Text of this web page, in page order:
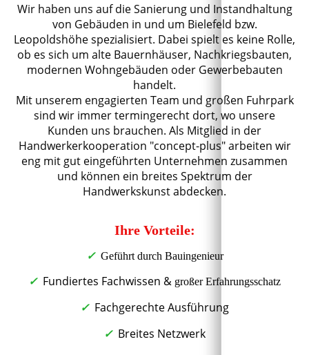
Wir haben uns auf die Sanierung und Instandhaltung
von Gebäuden in und um Bielefeld bzw.
Leopoldshöhe spezialisiert. Dabei spielt es keine Rolle,
ob es sich um alte Bauernhäuser, Nachkriegsbauten,
modernen Wohngebäuden oder Gewerbebauten
handelt.
Mit unserem engagierten Team und großen Fuhrpark
sind wir immer termingerecht dort, wo unsere
Kunden uns brauchen. Als Mitglied in der
Handwerkerkooperation "concept-plus" arbeiten wir
eng mit gut eingeführten Unternehmen zusammen
und können ein breites Spektrum der
Handwerkskunst abdecken.
Ihre Vorteile:
✓Geführt durch Bauingenieur
✓Fundiertes Fachwissen & großer Erfahrungsschatz
✓Fachgerechte Ausführung
✓Breites Netzwerk